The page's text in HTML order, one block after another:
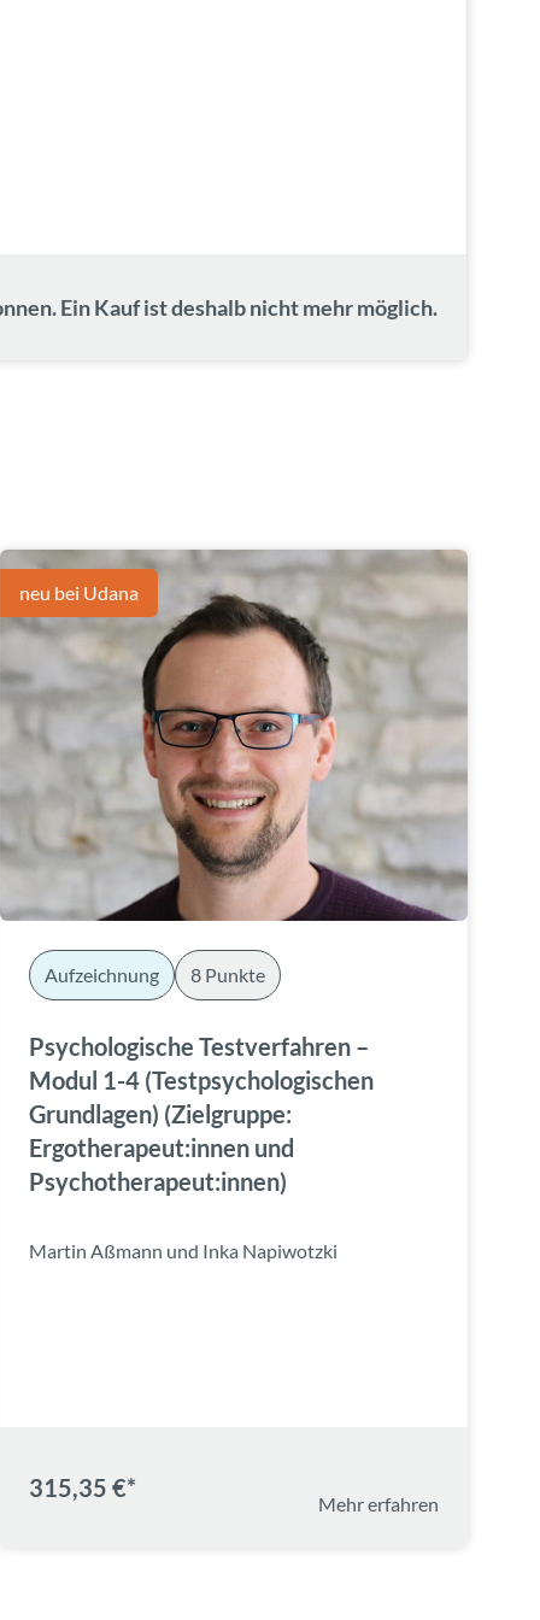
Ein Kauf ist deshalb nicht mehr möglich.
neu bei Udana
Aufzeichnung 8 Punkte
Psychologische Testverfahren –
Modul 1-4 (Testpsychologischen
Grundlagen) (Zielgruppe:
Ergotherapeut:innen und
Psychotherapeut:innen)
Martin Aßmann und Inka Napiwotzki
315,35 €*
Mehr erfahren